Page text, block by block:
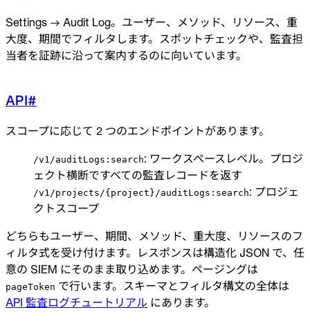
Settings → Audit Log。ユーザー、メソッド、リソース、重
大度、期間でフィルタします。スポットチェックや、監査担
当者を証跡に沿って案内するのに向いています。
API#
スコープに応じて 2 つのエンドポイントがあります。
/v1/auditLogs:search: ワークスペースレベル。プロジ
ェクト横断ですべての監査レコードを返す
/v1/projects/{project}/auditLogs:search: プロジェ
クトスコープ
どちらもユーザー、期間、メソッド、重大度、リソースのフ
ィルタ式を受け付けます。レスポンスは構造化 JSON で、任
意の SIEM にそのまま取り込めます。ページングは
pageToken で行います。スキーマとフィルタ構文の全体は
API 監査ログチュートリアル にあります。